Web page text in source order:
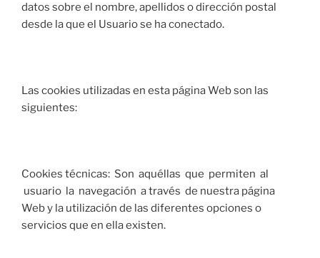
datos sobre el nombre, apellidos o dirección postal
desde la que el Usuario se ha conectado.
Las cookies utilizadas en esta página Web son las
siguientes:
Cookies técnicas: Son aquéllas que permiten al
usuario la navegación a través de nuestra página
Web y la utilización de las diferentes opciones o
servicios que en ella existen.